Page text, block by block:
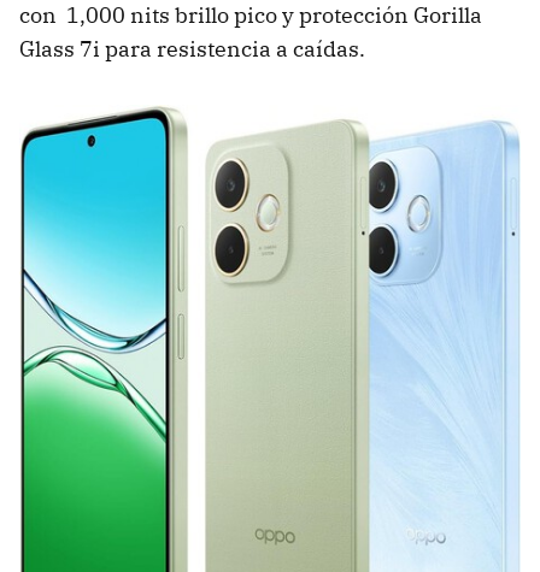
con 1,000 nits brillo pico y protección Gorilla
Glass 7i para resistencia a caídas.